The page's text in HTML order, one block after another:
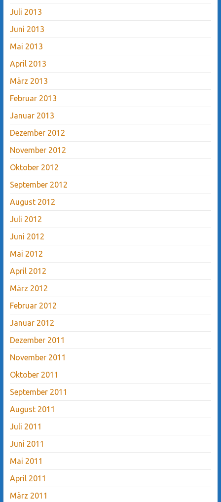
Juli 2013
Juni 2013
Mai 2013
April 2013
März 2013
Februar 2013
Januar 2013
Dezember 2012
November 2012
Oktober 2012
September 2012
August 2012
Juli 2012
Juni 2012
Mai 2012
April 2012
März 2012
Februar 2012
Januar 2012
Dezember 2011
November 2011
Oktober 2011
September 2011
August 2011
Juli 2011
Juni 2011
Mai 2011
April 2011
März 2011